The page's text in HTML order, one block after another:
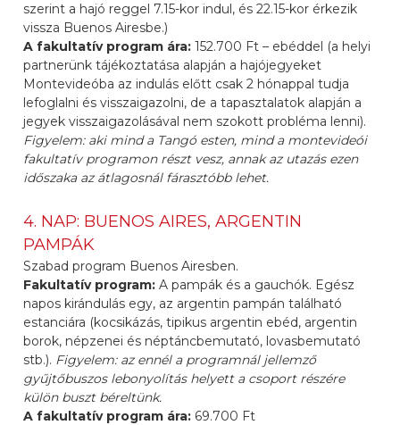
szerint a hajó reggel 7.15-kor indul, és 22.15-kor érkezik
vissza Buenos Airesbe.)
A fakultatív program ára:152.700 Ft – ebéddel (a helyi
partnerünk tájékoztatása alapján a hajójegyeket
Montevideóba az indulás előtt csak 2 hónappal tudja
lefoglalni és visszaigazolni, de a tapasztalatok alapján a
jegyek visszaigazolásával nem szokott probléma lenni).
Figyelem: aki mind a Tangó esten, mind a montevideói
fakultatív programon részt vesz, annak az utazás ezen
időszaka az átlagosnál fárasztóbb lehet.
4. NAP: BUENOS AIRES, ARGENTIN
PAMPÁK
Szabad program Buenos Airesben.
Fakultatív program:A pampák és a gauchók. Egész
napos kirándulás egy, az argentin pampán található
estanciára (kocsikázás, tipikus argentin ebéd, argentin
borok, népzenei és néptáncbemutató, lovasbemutató
stb.). Figyelem: az ennél a programnál jellemző
gyűjtőbuszos lebonyolítás helyett a csoport részére
külön buszt béreltünk.
A fakultatív program ára: 69.700 Ft